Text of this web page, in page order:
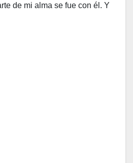
de mi alma se fue con él. Y